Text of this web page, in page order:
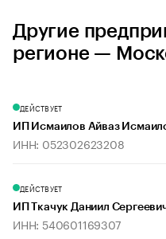
Другие
регионе —
ДЕЙСТВУЕТ
ИП Исмаилов Айваз
ИНН: 052302623208
ДЕЙСТВУЕТ
ИП Ткачук Даниил
ИНН: 540601169307